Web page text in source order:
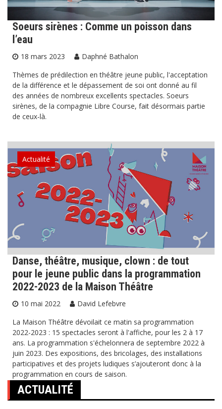
Soeurs sirènes : Comme un poisson dans
l’eau
18 mars 2023
Daphné Bathalon
Thèmes de prédilection en théâtre jeune public, l'acceptation
de la différence et le dépassement de soi ont donné au fil
des années de nombreux excellents spectacles. Soeurs
sirènes, de la compagnie Libre Course, fait désormais partie
de ceux-là.
Actualité
Danse, théâtre, musique, clown : de tout
pour le jeune public dans la programmation
2022-2023 de la Maison Théâtre
10 mai 2022
David Lefebvre
La Maison Théâtre dévoilait ce matin sa programmation
2022-2023 : 15 spectacles seront à l'affiche, pour les 2 à 17
ans. La programmation s'échelonnera de septembre 2022 à
juin 2023. Des expositions, des bricolages, des installations
participatives et des projets ludiques s’ajouteront donc à la
programmation en cours de saison.
ACTUALITÉ